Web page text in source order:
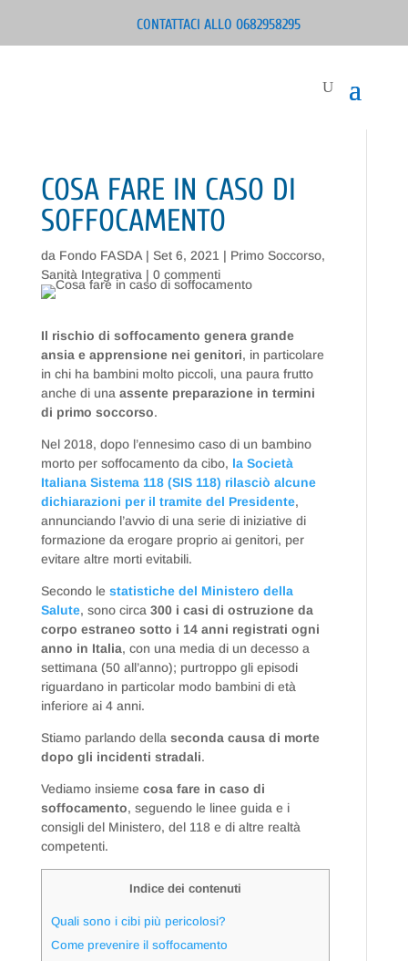
CONTATTACI ALLO 0682958295
COSA FARE IN CASO DI
SOFFOCAMENTO
da Fondo FASDA| Set 6, 2021 | Primo Soccorso,
Sanità Integrativa | 0 commenti
Il rischio di soffocamento genera grande
ansia e apprensione nei genitori, in particolare
in chi ha bambini molto piccoli, una paura frutto
anche di una assente preparazione in termini
di primo soccorso.
Nel 2018, dopo l’ennesimo caso di un bambino
morto per soffocamento da cibo, la Società
Italiana Sistema 118 (SIS 118) rilasciò alcune
dichiarazioni per il tramite del Presidente,
annunciando l’avvio di una serie di iniziative di
formazione da erogare proprio ai genitori, per
evitare altre morti evitabili.
Secondo le statistiche del Ministero della
Salute, sono circa 300 i casi di ostruzione da
corpo estraneo sotto i 14 anni registrati ogni
anno in Italia, con una media di un decesso a
settimana (50 all’anno); purtroppo gli episodi
riguardano in particolar modo bambini di età
inferiore ai 4 anni.
Stiamo parlando della seconda causa di morte
dopo gli incidenti stradali.
Vediamo insieme cosa fare in caso di
soffocamento, seguendo le linee guida e i
consigli del Ministero, del 118 e di altre realtà
competenti.
Indice dei contenuti
Quali sono i cibi più pericolosi?
Come prevenire il soffocamento